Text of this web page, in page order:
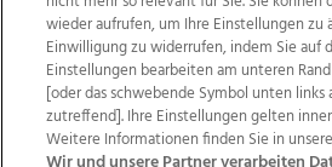
Wir über uns Mediadaten
Datenschutz
Impressum
AGB Website
Ehrenkodex
wieder aufrufen, um Ihre Einstellungen zu
Einwilligung zu widerrufen, indem Sie auf
Einstellungen bearbeiten am unteren
[oder das schwebende Symbol unten
zutreffend]. Ihre Einstellungen gelten
Weitere Informationen finden Sie in